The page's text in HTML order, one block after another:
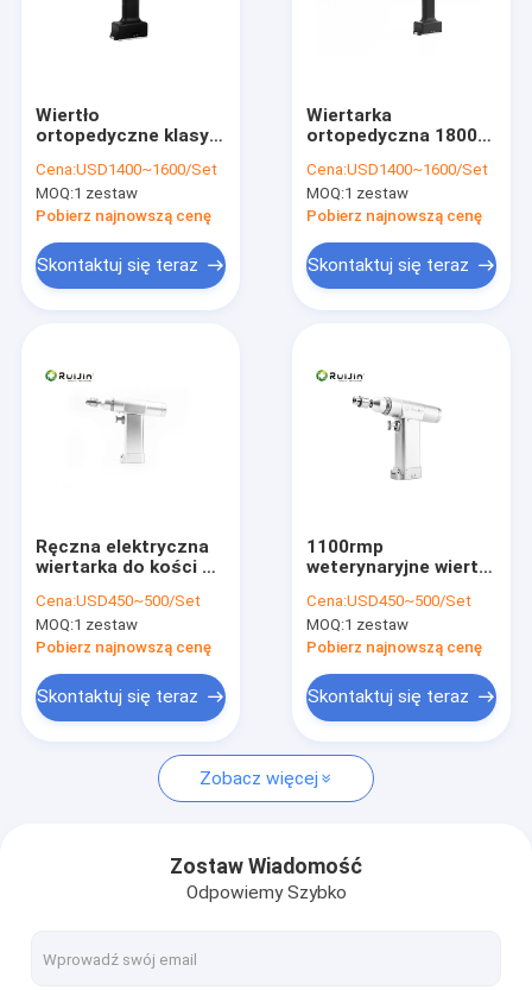
Produkty
Medyczne wiertło do kości
Wiertło chirurgiczne do kości
Oscylacyjna piła do kości
Posuwisto-zwrotna piła do kości
Wiertło
ortopedyczne klasy II
narzędzia do chirurgii
ortopedycznej 1200
obr./min
Cena:USD1400~1600/Set
MOQ:1 zestaw
Pobierz najnowszą cenę
Skontaktuj się teraz
Wiertarka
ortopedyczna 18000
oscylacyjna 1200
obr./min
Cena:USD1400~1600/Set
MOQ:1 zestaw
Pobierz najnowszą cenę
Skontaktuj się teraz
Ręczna elektryczna
wiertarka do kości z
Przedmioty
chirurgiczne w
szpitalu medycznym
Cena:USD450~500/Set
MOQ:1 zestaw
Pobierz najnowszą cenę
Skontaktuj się teraz
1100rmp
weterynaryjne wiertło
mm
mikroinstrumenty
chirurgiczne
Cena:USD450~500/Set
MOQ:1 zestaw
Pobierz najnowszą cenę
Skontaktuj się teraz
Zobacz więcej
Zostaw Wiadomość
Odpowiemy Szybko